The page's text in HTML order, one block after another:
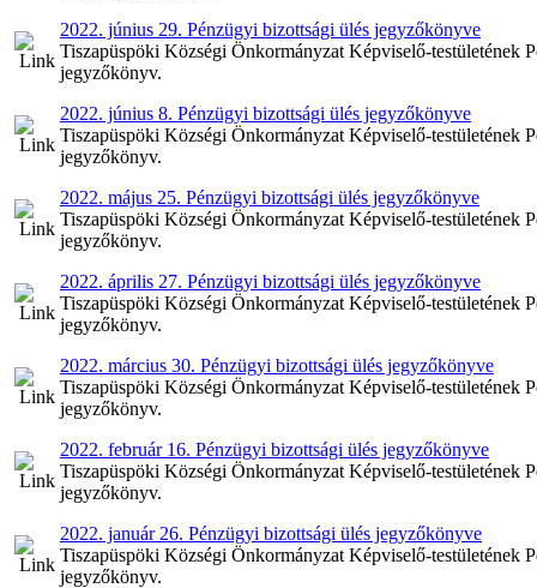
2022. június 29. Pénzügyi bizottsági ülés jegyzőkönyve
Tiszapüspöki Községi Önkormányzat Képviselő-testületének
jegyzőkönyv.
2022. június 8. Pénzügyi bizottsági ülés jegyzőkönyve
Tiszapüspöki Községi Önkormányzat Képviselő-testületének
jegyzőkönyv.
2022. május 25. Pénzügyi bizottsági ülés jegyzőkönyve
Tiszapüspöki Községi Önkormányzat Képviselő-testületének
jegyzőkönyv.
2022. április 27. Pénzügyi bizottsági ülés jegyzőkönyve
Tiszapüspöki Községi Önkormányzat Képviselő-testületének
jegyzőkönyv.
2022. március 30. Pénzügyi bizottsági ülés jegyzőkönyve
Tiszapüspöki Községi Önkormányzat Képviselő-testületének
jegyzőkönyv.
2022. február 16. Pénzügyi bizottsági ülés jegyzőkönyve
Tiszapüspöki Községi Önkormányzat Képviselő-testületének
jegyzőkönyv.
2022. január 26. Pénzügyi bizottsági ülés jegyzőkönyve
Tiszapüspöki Községi Önkormányzat Képviselő-testületének
jegyzőkönyv.